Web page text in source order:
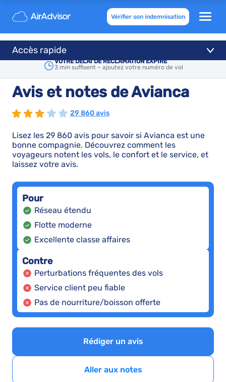
Vérifier son indemnisation
VOTRE DÉLAI DE RÉCLAMATION EXPIRE
3 min suffisent – ajoutez votre numéro de vol
Accès rapide
Avis et notes de Avianca
29 860 avis
Lisez les 29 860 avis pour savoir si Avianca est une
bonne compagnie. Découvrez comment les
voyageurs notent les vols, le confort et le service, et
laissez votre avis.
Pour
Réseau étendu
Flotte moderne
Excellente classe affaires
Contre
Perturbations fréquentes des vols
Service client peu fiable
Pas de nourriture/boisson offerte
Rédiger un avis
Aller aux notes